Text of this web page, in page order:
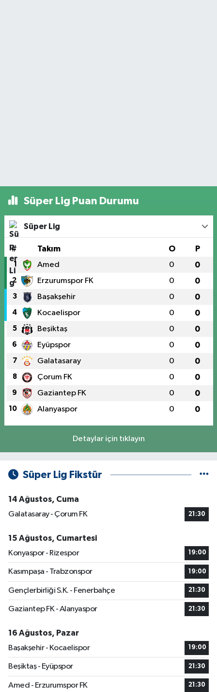
Süper Lig Puan Durumu
Süper Lig
# Takım O P
1 Amed 0 0
2 Erzurumspor FK 0 0
3 Başakşehir 0 0
4 Kocaelispor 0 0
5 Beşiktaş 0 0
6 Eyüpspor 0 0
7 Galatasaray 0 0
8 Çorum FK 0 0
9 Gaziantep FK 0 0
10 Alanyaspor 0 0
Detaylar için tıklayın
Süper Lig Fikstür
14 Ağustos, Cuma
Galatasaray - Çorum FK
21:30
15 Ağustos, Cumartesi
Konyaspor - Rizespor
19:00
Kasımpaşa - Trabzonspor 19:00
Gençlerbirliği S.K. - Fenerbahçe 21:30
Gaziantep FK - Alanyaspor 21:30
16 Ağustos, Pazar
Başakşehir - Kocaelispor
19:00
Beşiktaş - Eyüpspor 21:30
Amed - Erzurumspor FK 21:30